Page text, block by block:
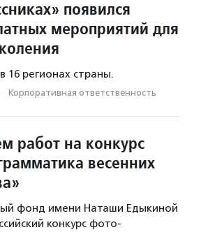
появился
мероприятий для
16 регионах страны.
· Корпоративная ответственность
работ на конкурс
весенних
фонд имени Наташи Едыкиной
конкурс фото-